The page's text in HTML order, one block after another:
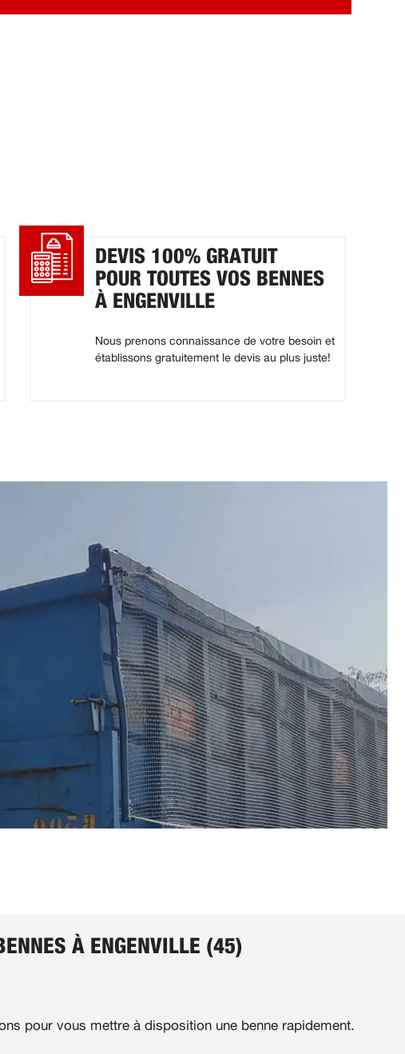
DEVIS 100% GRATUIT
POUR TOUTES VOS BENNES
À ENGENVILLE
Nous prenons connaissance de votre besoin et
établissons gratuitement le devis au plus juste!
À ENGENVILLE (45)
pour vous mettre à disposition une benne rapidement.